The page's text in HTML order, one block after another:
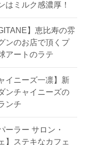
はミルク感濃厚！
】恵比寿の雰
ンのお店で頂くプ
アートのラテ
イニーズ一凛】新
ンチャイニーズの
ンチ
ーラー サロン・
】ステキなカフェ